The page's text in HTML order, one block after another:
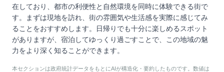
在しており、都市の利便性と自然環境を同時に体験できる街で
す。まずは現地を訪れ、街の雰囲気や生活感を実際に感じてみ
ることをおすすめします。日帰りでも十分に楽しめるスポット
がありますが、宿泊してゆっくり過ごすことで、この地域の魅
力をより深く知ることができます。
本セクションは政府統計データをもとにAIが構造化・要約したものです。数値は